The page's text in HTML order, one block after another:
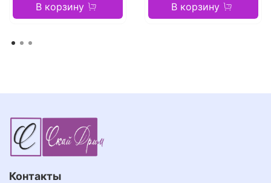
В корзину В корзину
Контакты